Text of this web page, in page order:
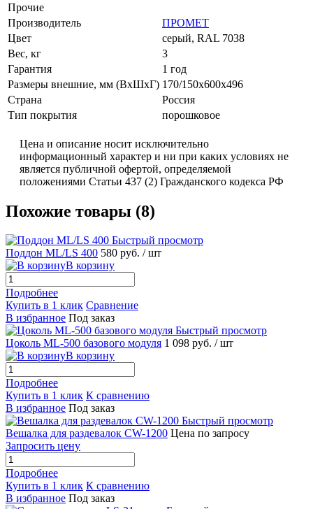
Прочие
Производитель
ПРОМЕТ
Цвет
серый, RAL 7038
Вес, кг
3
Гарантия
1 год
Размеры внешние, мм (ВхШхГ) 170/150x600x496
Страна
Россия
Тип покрытия
порошковое
Цена и описание носит исключительно
информационный характер и ни при каких условиях не
является публичной офертой, определяемой
положениями Статьи 437 (2) Гражданского кодекса РФ
Похожие товары (8)
Быстрый просмотр
Поддон ML/LS 400 580 руб. / шт
В корзину
Подробнее
Купить в 1 клик Сравнение
В избранное Под заказ
Быстрый просмотр
Цоколь ML-500 базового модуля 1 098 руб. / шт
В корзину
Подробнее
Купить в 1 клик К сравнению
В избранное Под заказ
Быстрый просмотр
Вешалка для раздевалок CW-1200 Цена по запросу
Запросить цену
Подробнее
Купить в 1 клик К сравнению
В избранное Под заказ